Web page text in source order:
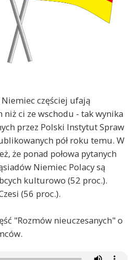
częściej ufają
ci ze wschodu - tak wynika
przez Polski Instytut Spraw
pół roku temu. W
że ponad połowa pytanych
Niemiec Polacy są
kulturowo (52 proc.).
(56 proc.).
"Rozmów nieuczesanych" o